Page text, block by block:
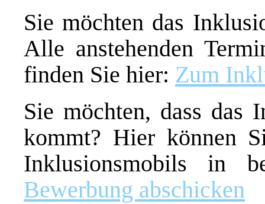
Sie möchten das
Alle anstehenden
finden Sie hier: Zum
Sie möchten, dass das
kommt? Hier können
Inklusionsmobils in
Bewerbung abschicken